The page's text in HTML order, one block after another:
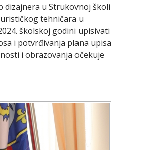
dizajnera u Strukovnoj školi
tehničara u
školskoj godini upisivati
i potvrđivanja plana upisa
i obrazovanja očekuje